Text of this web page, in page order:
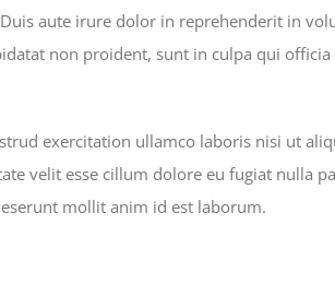
aute irure dolor in reprehenderit in
non proident, sunt in culpa qui
exercitation ullamco laboris nisi ut
velit esse cillum dolore eu fugiat nulla
mollit anim id est laborum.